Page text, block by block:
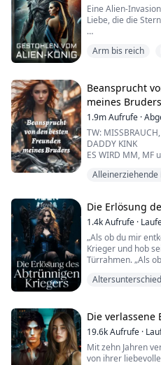
Eine Alien-
Liebe, die die
Macht verwüstet
Entscheidung, um
dem Alien-König
Arm bis reich
Beansprucht
meines Bruders
1.9mAufrufe ·
TW:
DADDY KINK
ES WIRD MM, MF
Heimatstadt
wendet sie sich
trotz ihrer
Schikanen. ...
Die Erlösung
1.4kAufrufe ·
„Als ob du mir
Krieger und hob
Türrahmen. „Als
dich nicht
stieß an ihm
mit einem Griff,
sich wie Silber...
Altersunterschied
Die verlassene
19.6kAufrufe ·
Mit zehn Jahren
von ihrer